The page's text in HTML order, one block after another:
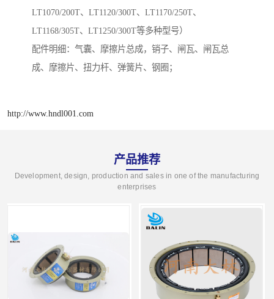
LT1070/200T、LT1120/300T、LT1170/250T、
LT1168/305T、LT1250/300T等多种型号）
配件明细：气囊、摩擦片总成，销子、闸瓦、闸瓦总
成、摩擦片、扭力杆、弹簧片、钢圈；
http://www.hndl001.com
产品推荐
Development, design, production and sales in one of the manufacturing
enterprises